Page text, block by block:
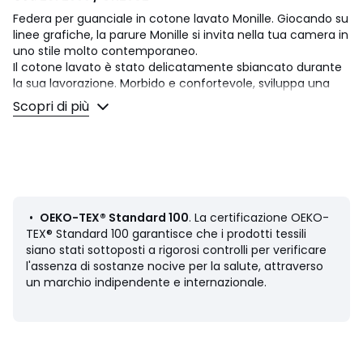
Federa per guanciale in cotone lavato Monille. Giocando su
linee grafiche, la parure Monille si invita nella tua camera in
uno stile molto contemporaneo.
Il cotone lavato è stato delicatamente sbiancato durante
la sua lavorazione. Morbido e confortevole, sviluppa una
patina nel tempo. Trendy con il suo aspetto leggermente
stropicciato, non necessita di stiratura.
• Fantasia rigata davanti/dietro
• Federa venduta singolarmente
Manutenzione
• Temperatura di lavaggio 60° (si consiglia un lavaggio a
40° per i colori scuri).
Scopri di più
• OEKO-TEX® Standard 100. La certificazione OEKO-
TEX® Standard 100 garantisce che i prodotti tessili
siano stati sottoposti a rigorosi controlli per verificare
l'assenza di sostanze nocive per la salute, attraverso
un marchio indipendente e internazionale.